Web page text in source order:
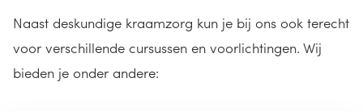
Naast deskundige kraamzorg kun je bij ons ook terecht
voor verschillende cursussen en voorlichtingen. Wij
bieden je onder andere: